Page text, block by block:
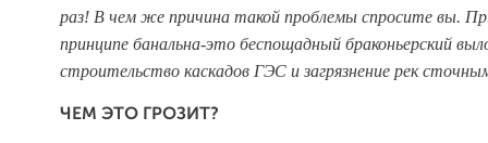
раз! В чем же причина такой проблемы спросите вы.
принципе банальна-это беспощадный браконьерский
строительство каскадов ГЭС и загрязнение рек
ЧЕМ ЭТО ГРОЗИТ?